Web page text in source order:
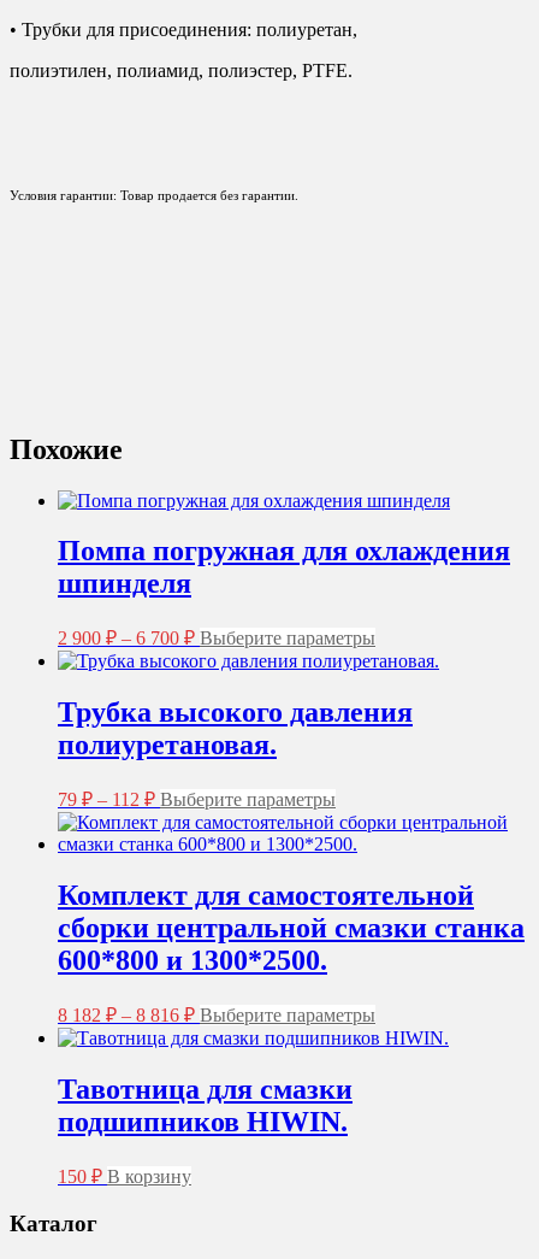
• Трубки для присоединения: полиуретан,
полиэтилен, полиамид, полиэстер, PTFE.
Условия гарантии: Товар продается без гарантии.
Похожие
Помпа погружная для охлаждения
шпинделя
2 900 ₽ – 6 700 ₽Диапазон
цен:
2
–
6
Выберите параметры
товар
имеет
вариаций.
странице
Трубка высокого давления
полиуретановая.
79 ₽ – 112 ₽Диапазон
цен:
79 ₽
112 ₽
Выберите параметры
товар
имеет
несколько
Опции
можно
выбрать
товара.
Комплект для самостоятельной
сборки центральной смазки станка
600*800 и 1300*2500.
8 182 ₽ – 8 816 ₽Диапазон
цен:
8
–
8
Выберите параметры
товар
имеет
Тавотница для смазки
подшипников HIWIN.
150 ₽ В корзину
Каталог